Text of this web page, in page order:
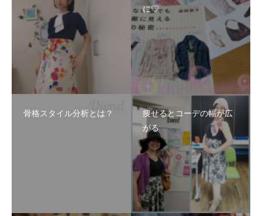
に♡
骨格スタイル分析とは？
痩せるとコーデの幅が広
がる